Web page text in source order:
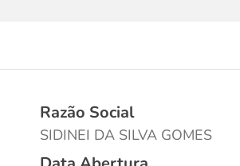
Razão Social
SIDINEI DA SILVA GOMES